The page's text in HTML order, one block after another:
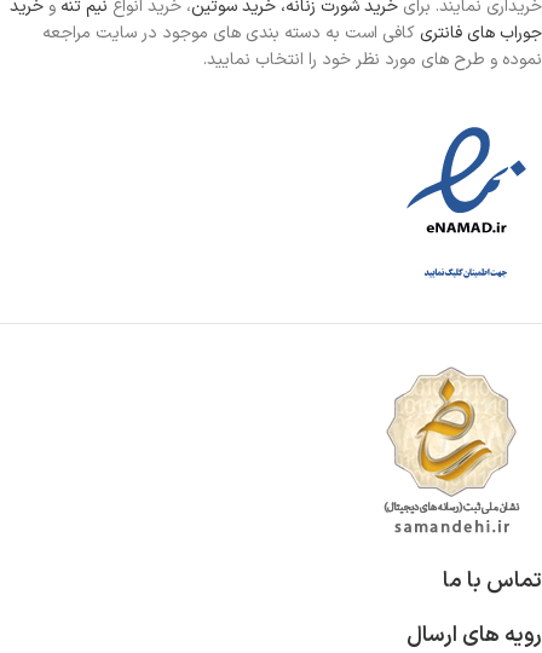
خریداری نمایند. برای خرید شورت زنانه، خرید سوتین، خرید انواع نیم تنه و خرید
جوراب های فانتری کافی است به دسته بندی های موجود در سایت مراجعه
نموده و طرح های مورد نظر خود را انتخاب نمایید.
تماس با ما
رویه های ارسال